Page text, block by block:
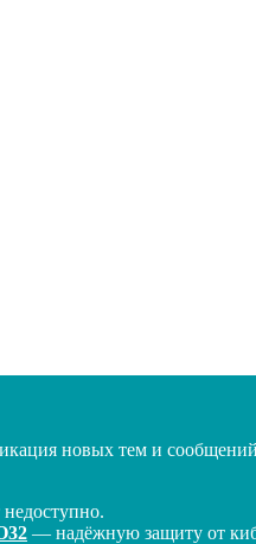
новых тем и
— надёжную защиту от